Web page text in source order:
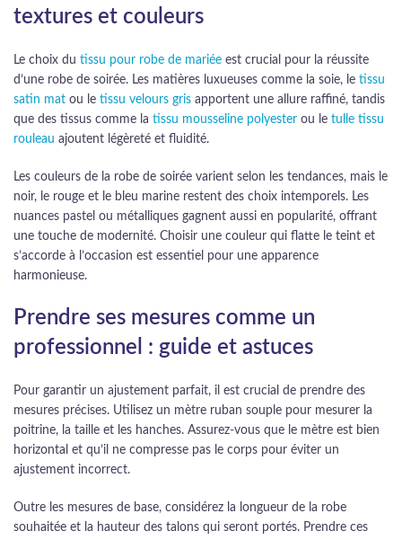
textures et couleurs
Le choix du tissu pour robe de mariée est crucial pour la réussite
d’une robe de soirée. Les matières luxueuses comme la soie, le tissu
satin mat ou le tissu velours gris apportent une allure raffiné, tandis
que des tissus comme la tissu mousseline polyester ou le tulle tissu
rouleau ajoutent légèreté et fluidité.
Les couleurs de la robe de soirée varient selon les tendances, mais le
noir, le rouge et le bleu marine restent des choix intemporels. Les
nuances pastel ou métalliques gagnent aussi en popularité, offrant
une touche de modernité. Choisir une couleur qui flatte le teint et
s’accorde à l’occasion est essentiel pour une apparence
harmonieuse.
Prendre ses mesures comme un
professionnel : guide et astuces
Pour garantir un ajustement parfait, il est crucial de prendre des
mesures précises. Utilisez un mètre ruban souple pour mesurer la
poitrine, la taille et les hanches. Assurez-vous que le mètre est bien
horizontal et qu’il ne compresse pas le corps pour éviter un
ajustement incorrect.
Outre les mesures de base, considérez la longueur de la robe
souhaitée et la hauteur des talons qui seront portés. Prendre ces